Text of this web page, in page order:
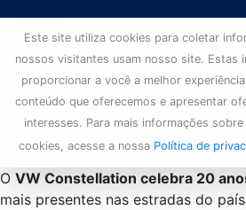
Este site utiliza cookies para coletar
nossos visitantes usam nosso site. Estas
proporcionar a você a melhor
conteúdo que oferecemos e apresentar
interesses. Para mais informações
cookies, acesse a nossa Política de
O VW Constellation celebra 20
mais presentes nas estradas do